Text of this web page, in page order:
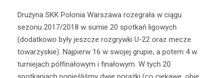
Drużyna SKK Polonia Warszawa rozegrała w ciągu
sezonu 2017/2018 w sumie 20 spotkań ligowych
(dodatkowo były jeszcze rozgrywki U-22 oraz mecze
towarzyskie). Najpierw 16 w swojej grupie, a potem 4 w
turniejach półfinałowym i finałowym. W tych 20